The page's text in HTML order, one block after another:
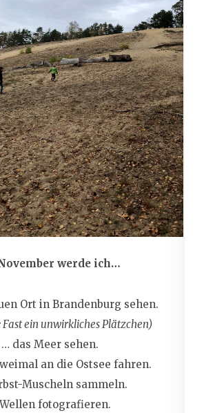
werde ich…
Ort in Brandenburg sehen.
Fast ein unwirkliches Plätzchen)
… das Meer sehen.
an die Ostsee fahren.
Muscheln sammeln.
fotografieren.